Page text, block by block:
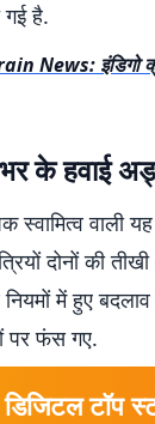
गई है.
News: इंडिगो
के हवाई
स्वामित्व वाली
दोनों की
में हुए बदलाव
पर फंस गए.
टॉप